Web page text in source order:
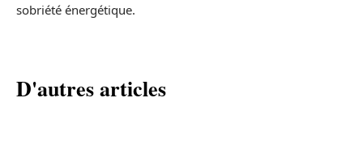
sobriété énergétique.
D'autres articles